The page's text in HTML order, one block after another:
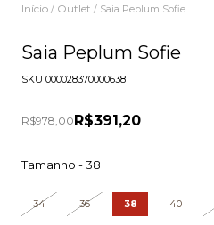
Início / Outlet / Saia Peplum Sofie
Saia Peplum Sofie
SKU 000028370000638
R$978,00R$391,20
Tamanho -38
34 36 38 40